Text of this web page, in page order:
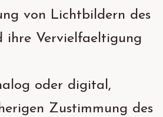
von Lichtbildern des
ihre Vervielfaeltigung
oder digital,
Zustimmung des